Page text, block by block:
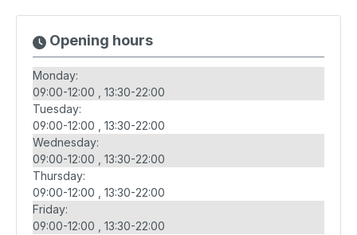
Opening hours
Monday:
09:00-12:00
13:30-22:00
Tuesday:
09:00-12:00
13:30-22:00
Wednesday:
09:00-12:00
13:30-22:00
Thursday:
09:00-12:00
13:30-22:00
Friday:
09:00-12:00
13:30-22:00